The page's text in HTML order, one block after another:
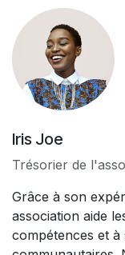
Iris Joe
Trésorier de
Grâce à son
association aide
compétences et à